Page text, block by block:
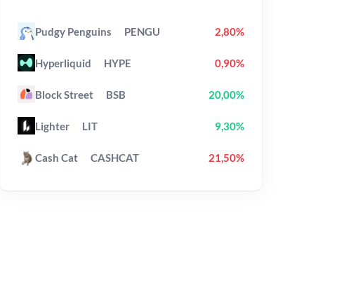
Pudgy Penguins PENGU 2,80%
Hyperliquid HYPE 0,90%
Block Street BSB 20,00%
Lighter LIT 9,30%
Cash Cat CASHCAT 21,50%